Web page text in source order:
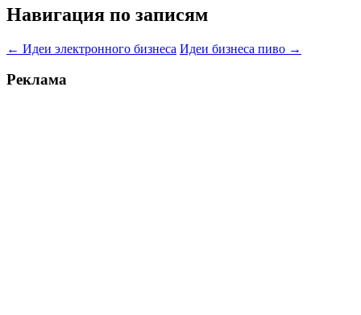
Навигация по записям
← Идеи электронного бизнеса Идеи бизнеса пиво →
Реклама